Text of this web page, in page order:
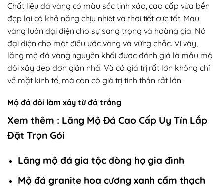
Chất liệu đá vàng có màu sắc tinh xảo, cao cấp vừa bền
đẹp lại có khả năng chịu nhiệt và thời tiết cực tốt. Màu
vàng luôn đại diện cho sự sang trọng và hoàng gia. Nó
đại diện cho một điều ước vàng và vững chắc. Vì vậy,
lăng mộ đá vàng nguyên khối được đánh giá là mẫu mộ
đôi xây đẹp đơn giản nhấ. Và có giá trị rất lớn không chỉ
về mặt kinh tế, mà còn có giá trị tinh thần rất lớn.
Mộ đá đôi làm xây từ đá trắng
Xem thêm : Lăng Mộ Đá Cao Cấp Uy Tín Lắp
Đặt Trọn Gói
Lăng mộ đá gia tộc dòng họ gia đình
Mộ đá granite hoa cương xanh cẩm thạch